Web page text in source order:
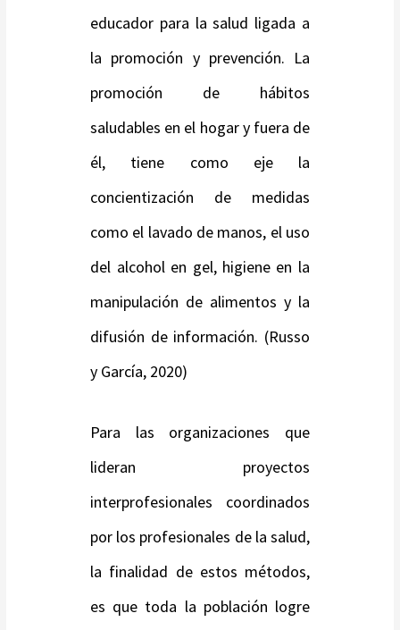
educador para la salud ligada a
la promoción y prevención. La
promoción de hábitos
saludables en el hogar y fuera de
él, tiene como eje la
concientización de medidas
como el lavado de manos, el uso
del alcohol en gel, higiene en la
manipulación de alimentos y la
difusión de información. (Russo
y García, 2020)
Para las organizaciones que
lideran proyectos
interprofesionales coordinados
por los profesionales de la salud,
la finalidad de estos métodos,
es que toda la población logre